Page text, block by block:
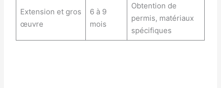
Extension et gros
œuvre
6 à 9
mois
Obtention de
permis, matériaux
spécifiques